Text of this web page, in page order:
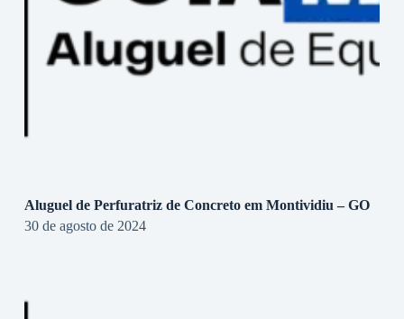
Aluguel de Perfuratriz de Concreto em Montividiu – GO
30 de agosto de 2024